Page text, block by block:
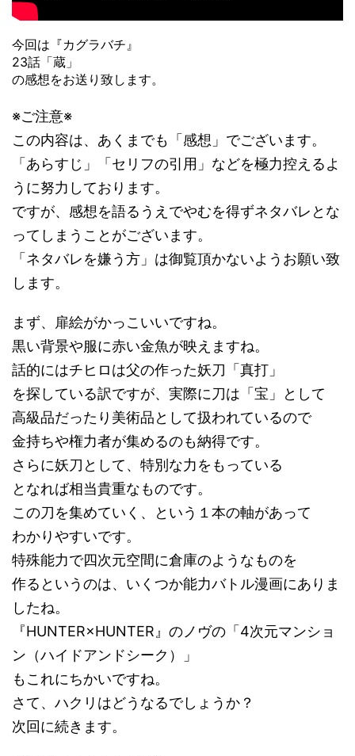
今回は『カグラバチ』
23話「蔵」
の感想をお送り致します。
※ご注意※
この内容は、あくまでも「感想」でございます。
「あらすじ」「セリフの引用」などを極力控えるよ
うに努力しております。
ですが、感想を語るうえでやむを得ずネタバレとな
ってしまうことがございます。
「ネタバレを嫌う方」は御覧頂かないようお願い致
します。
まず、扉絵がかっこいいですね。
黒い背景や服に赤い金魚が映えますね。
話的にはチヒロは父の作った妖刀「真打」
を探している訳ですが、実際に刀は「宝」として
高級品だったり美術品として扱われているので
金持ちや権力者が集めるのも納得です。
さらに妖刀として、特別な力をもっている
となれば相当貴重なものです。
この刀を集めていく、という１本の軸があって
わかりやすいです。
特殊能力で四次元空間に倉庫のようなものを
作るというのは、いくつか能力バトル漫画にありま
したね。
『HUNTER×HUNTER』のノヴの「4次元マンショ
ン（ハイドアンドシーク）」
もこれにちかいですね。
さて、ハクリはどうなるでしょうか？
次回に続きます。